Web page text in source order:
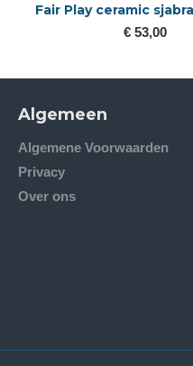
Fair Play ceramic
€ 53,00
Algemeen
Algemene Voorwaarden
Privacy
Over ons